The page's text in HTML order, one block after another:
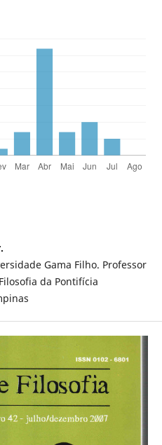
Gama Filho. Professor
da Pontifícia